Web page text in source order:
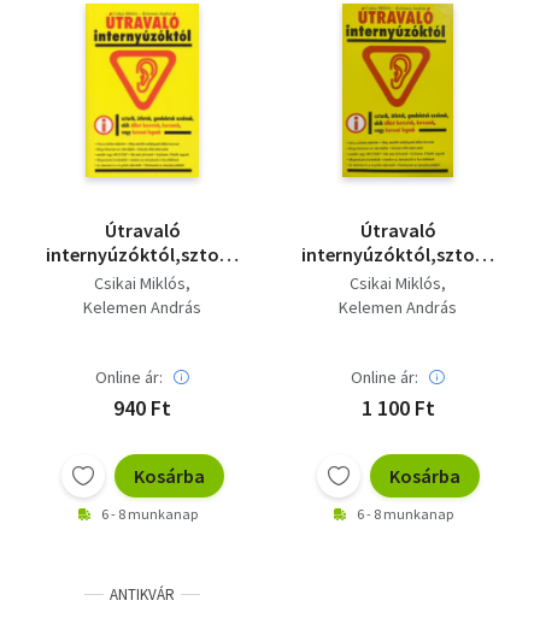
Útravaló
internyúzóktól,sztorik,
ötletek, gondolatok
azoknak
Csikai Miklós
Kelemen András
Online ár:
940 Ft
Kosárba
6 - 8 munkanap
Útravaló
internyúzóktól,sztorik,
ötletek, gondolatok
azoknak
Csikai Miklós
Kelemen András
Online ár:
1 100 Ft
Kosárba
6 - 8 munkanap
ANTIKVÁR